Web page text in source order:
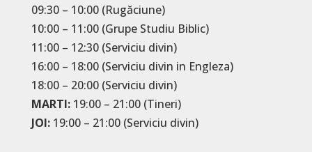
09:30 – 10:00 (Rugăciune)
10:00 – 11:00 (Grupe Studiu Biblic)
11:00 – 12:30 (Serviciu divin)
16:00 – 18:00 (Serviciu divin in Engleza)
18:00 – 20:00 (Serviciu divin)
MARTI: 19:00 – 21:00 (Tineri)
JOI: 19:00 – 21:00 (Serviciu divin)